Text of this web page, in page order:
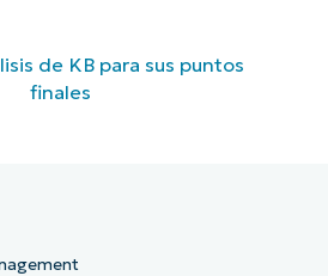
de KB para sus puntos
finales